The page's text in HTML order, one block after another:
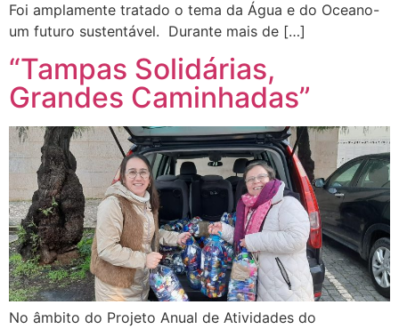
Foi amplamente tratado o tema da Água e do Oceano-
um futuro sustentável. Durante mais de […]
“Tampas Solidárias,
Grandes Caminhadas”
No âmbito do Projeto Anual de Atividades do